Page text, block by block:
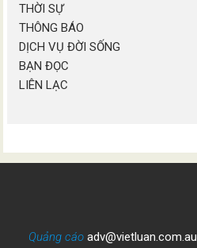
THỜI SỰ
THÔNG BÁO
DỊCH VỤ ĐỜI SỐNG
BẠN ĐỌC
LIÊN LẠC
Quảng cáo adv@vietluan.com.au